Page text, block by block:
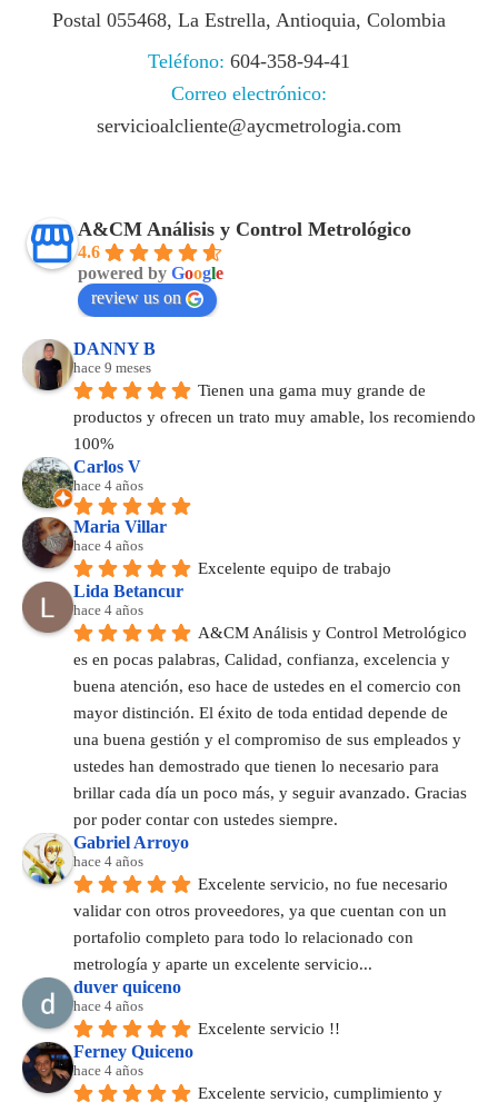
Postal 055468, La Estrella, Antioquia, Colombia
Teléfono: 604-358-94-41
Correo electrónico:
servicioalcliente@aycmetrologia.com
A&CM Análisis y Control Metrológico
4.6
powered by Google
review us on
DANNY B
hace 9 meses
Tienen una gama muy grande de
productos y ofrecen un trato muy amable, los recomiendo
100%
Carlos V
hace 4 años
Maria Villar
hace 4 años
Excelente equipo de trabajo
Lida Betancur
hace 4 años
A&CM Análisis y Control Metrológico
es en pocas palabras, Calidad, confianza, excelencia y
buena atención, eso hace de ustedes en el comercio con
mayor distinción. El éxito de toda entidad depende de
una buena gestión y el compromiso de sus empleados y
ustedes han demostrado que tienen lo necesario para
brillar cada día un poco más, y seguir avanzado. Gracias
por poder contar con ustedes siempre.
Gabriel Arroyo
hace 4 años
Excelente servicio, no fue necesario
validar con otros proveedores, ya que cuentan con un
portafolio completo para todo lo relacionado con
metrología y aparte un excelente servicio...
duver quiceno
hace 4 años
Excelente servicio !!
Ferney Quiceno
hace 4 años
Excelente servicio, cumplimiento y